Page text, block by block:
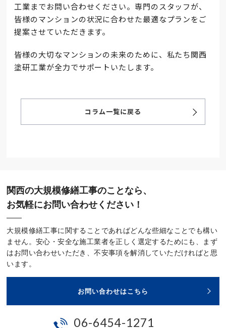
工業までお問い合わせください。専門のスタッフが、
皆様のマンションの状況に合わせた最適なプランをご
提案させていただきます。
皆様の大切なマンションの未来のために、私たち関西
塗研工業が全力でサポートいたします。
コラム一覧に戻る
関西の大規模修繕工事のことなら、
お気軽にお問い合わせください！
大規模修繕工事に関することであればどんな些細なことでも構い
ません。安心・安全な施工業者を正しく選定するためにも、まず
はお問い合わせいただき、不安事項を解消していただければと思
います。
お問い合わせはこちら
06-6454-1271